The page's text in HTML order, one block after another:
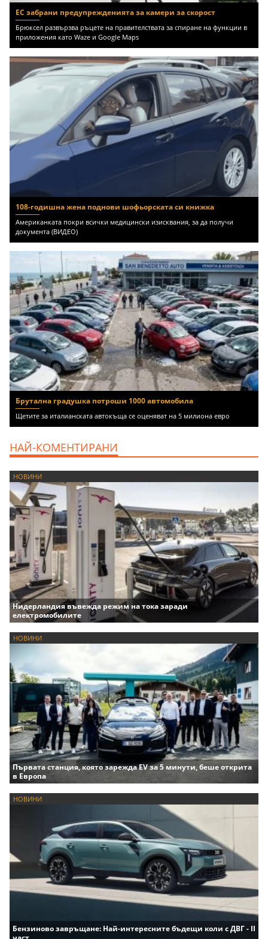
ЕС забрани предупрежденията за камери за скорост
Брюксел развързва ръцете на правителствата за спиране на функции в
приложения като Waze и Google Maps
108-годишна жена поднови шофьорската си книжка
Американката покри всички медицински изисквания, за да получи
документа (ВИДЕО)
Брутална градушка потроши 1000 автомобила
Щетите за италианската автокъща се оценяват на 5 милиона евро
НАЙ-КОМЕНТИРАНИ
НОВИНИ
Нидерландия въвежда режим на тока заради
електромобилите
НОВИНИ
Първата станция, която зарежда EV за 5 минути, беше открита
в Европа
НОВИНИ
Бензиново завръщане: Най-интересните бъдещи коли с ДВГ - II